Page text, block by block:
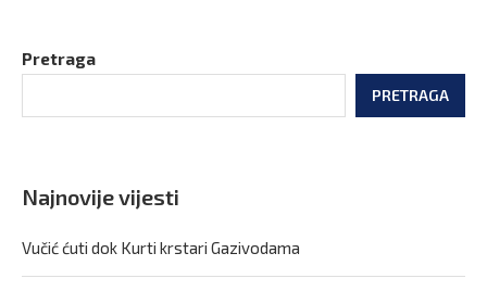
Pretraga
PRETRAGA
Najnovije vijesti
Vučić ćuti dok Kurti krstari Gazivodama